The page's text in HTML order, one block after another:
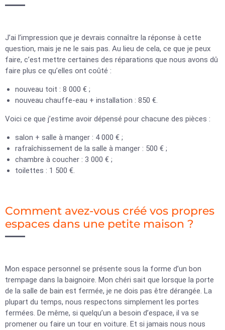
J’ai l’impression que je devrais connaître la réponse à cette
question, mais je ne le sais pas. Au lieu de cela, ce que je peux
faire, c’est mettre certaines des réparations que nous avons dû
faire plus ce qu’elles ont coûté :
nouveau toit : 8 000 € ;
nouveau chauffe-eau + installation : 850 €.
Voici ce que j’estime avoir dépensé pour chacune des pièces :
salon + salle à manger : 4 000 € ;
rafraîchissement de la salle à manger : 500 € ;
chambre à coucher : 3 000 € ;
toilettes : 1 500 €.
Comment avez-vous créé vos propres
espaces dans une petite maison ?
Mon espace personnel se présente sous la forme d’un bon
trempage dans la baignoire. Mon chéri sait que lorsque la porte
de la salle de bain est fermée, je ne dois pas être dérangée. La
plupart du temps, nous respectons simplement les portes
fermées. De même, si quelqu’un a besoin d’espace, il va se
promener ou faire un tour en voiture. Et si jamais nous nous